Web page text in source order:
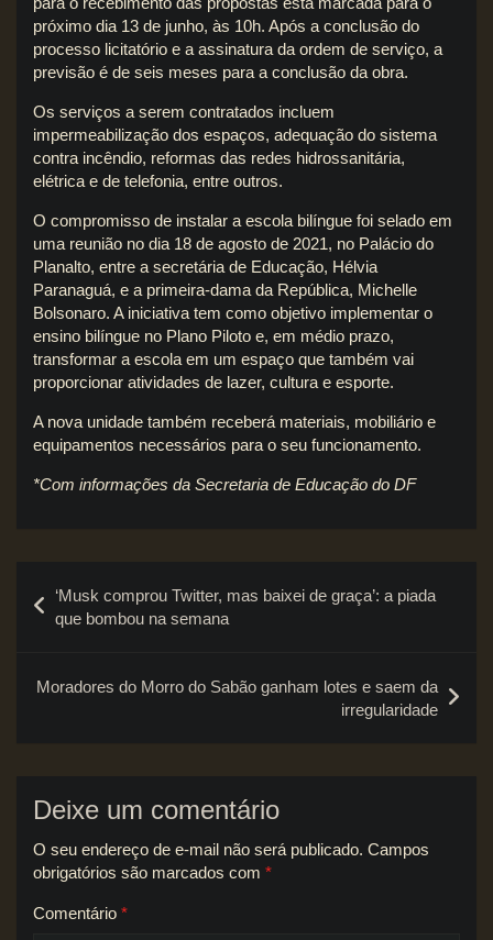
próximo dia 13 de junho, às 10h. Após a conclusão do
processo licitatório e a assinatura da ordem de serviço, a
previsão é de seis meses para a conclusão da obra.
Os serviços a serem contratados incluem
impermeabilização dos espaços, adequação do sistema
contra incêndio, reformas das redes hidrossanitária,
elétrica e de telefonia, entre outros.
O compromisso de instalar a escola bilíngue foi selado em
uma reunião no dia 18 de agosto de 2021, no Palácio do
Planalto, entre a secretária de Educação, Hélvia
Paranaguá, e a primeira-dama da República, Michelle
Bolsonaro. A iniciativa tem como objetivo implementar o
ensino bilíngue no Plano Piloto e, em médio prazo,
transformar a escola em um espaço que também vai
proporcionar atividades de lazer, cultura e esporte.
A nova unidade também receberá materiais, mobiliário e
equipamentos necessários para o seu funcionamento.
*Com informações da Secretaria de Educação do DF
de
‘Musk comprou Twitter, mas baixei de graça’: a piada
que bombou na semana
Moradores do Morro do Sabão ganham lotes e saem da
irregularidade
Deixe um comentário
O seu endereço de e-mail não será publicado. Campos
obrigatórios são marcados com *
Comentário *